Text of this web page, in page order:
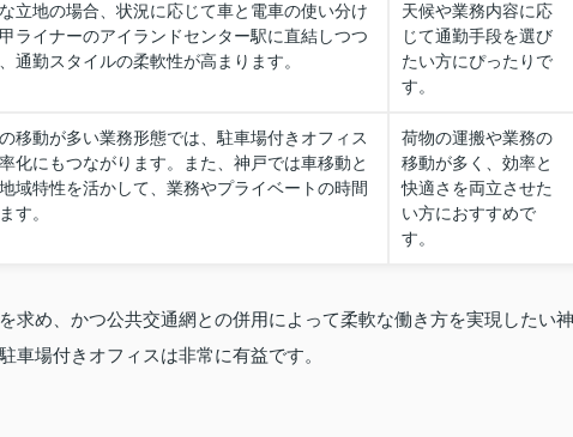
立地の場合、状況に応じて車と電車の使い分け
ライナーのアイランドセンター駅に直結しつつ
通勤スタイルの柔軟性が高まります。
天候や業務内容に応
じて通勤手段を選び
たい方にぴったりで
す。
移動が多い業務形態では、駐車場付きオフィス
化にもつながります。また、神戸では車移動と
域特性を活かして、業務やプライベートの時間
す。
荷物の運搬や業務の
移動が多く、効率と
快適さを両立させた
い方におすすめで
す。
求め、かつ公共交通網との併用によって柔軟な働き方を実現したい神
車場付きオフィスは非常に有益です。